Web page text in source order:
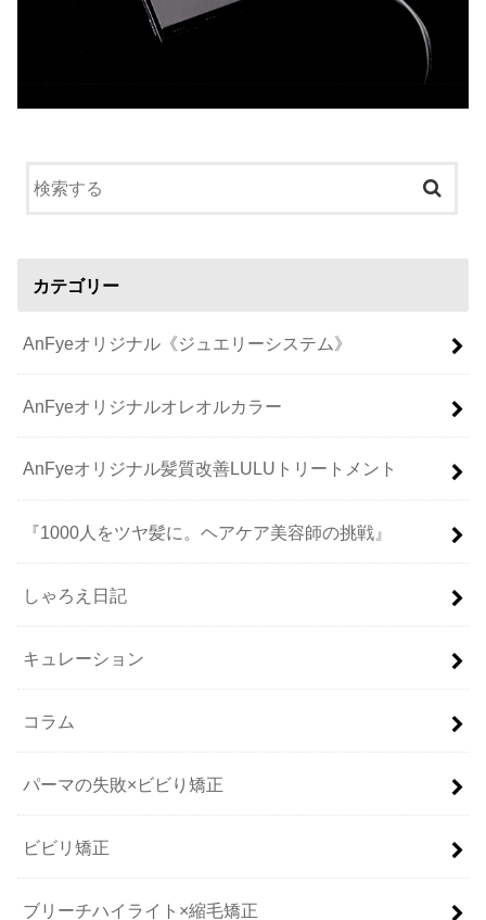
カテゴリー
AnFyeオリジナル《ジュエリーシステム》
AnFyeオリジナルオレオルカラー
AnFyeオリジナル髪質改善LULUトリートメント
『1000人をツヤ髪に。ヘアケア美容師の挑戦』
しゃろえ日記
キュレーション
コラム
パーマの失敗×ビビり矯正
ビビリ矯正
ブリーチハイライト×縮毛矯正